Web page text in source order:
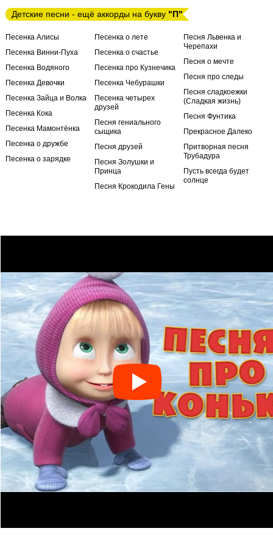
Детские песни - ещё аккорды на букву "П"
Песенка Алисы
Песенка Винни-Пуха
Песенка Водяного
Песенка Девочки
Песенка Зайца и Волка
Песенка Кока
Песенка Мамонтёнка
Песенка о дружбе
Песенка о зарядке
Песенка о лете
Песенка о счастье
Песенка про Кузнечика
Песенка Чебурашки
Песенка четырех
друзей
Песня гениального
сыщика
Песня друзей
Песня Золушки и
Принца
Песня Крокодила Гены
Песня Львенка и
Черепахи
Песня о мечте
Песня про следы
Песня сладкоежки
(Сладкая жизнь)
Песня Фунтика
Прекрасное Далеко
Притворная песня
Трубадура
Пусть всегда будет
солнце